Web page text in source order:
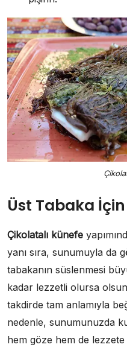
Üst Tabaka
Çikolatalı künefe
yanı sıra, sunumuyla da
tabakanın süslenmesi
kadar lezzetli olursa
takdirde tam anlamıyla
nedenle, sunumunuzda
hem göze hem de